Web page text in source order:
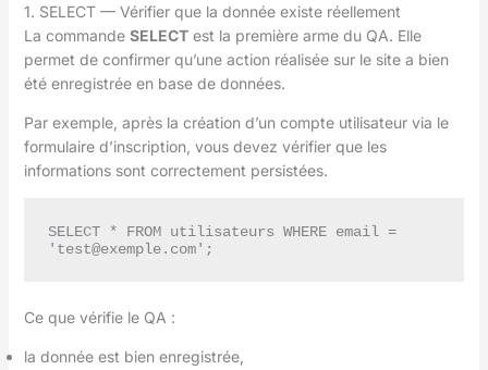
1. SELECT — Vérifier que la donnée existe réellement
La commande SELECTest la première arme du QA. Elle
permet de confirmer qu’une action réalisée sur le site a bien
été enregistrée en base de données.
Par exemple, après la création d’un compte utilisateur via le
formulaire d’inscription, vous devez vérifier que les
informations sont correctement persistées.
SELECT * FROM utilisateurs WHERE email =
'test@exemple.com';
Ce que vérifie le QA :
la donnée est bien enregistrée,